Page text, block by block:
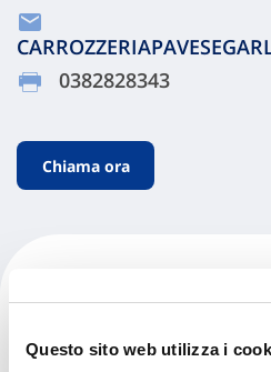
Questo sito web utilizza i
0382828343
Chiama ora
Carrozzeria
Via Nikolaj Lenin 17/19